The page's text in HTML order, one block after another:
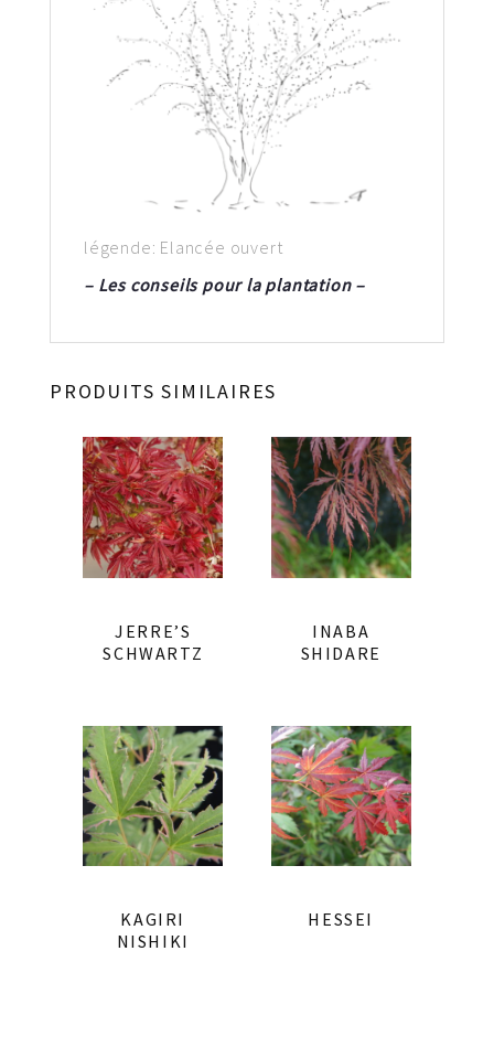
légende: Elancée ouvert
– Les conseils pour la plantation –
PRODUITS SIMILAIRES
JERRE’S
SCHWARTZ
INABA
SHIDARE
KAGIRI
NISHIKI
HESSEI